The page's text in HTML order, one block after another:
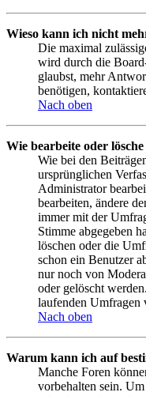
Wieso kann ich nicht
Die maximal
wird durch die
glaubst, mehr
benötigen,
Nach oben
Wie bearbeite oder
Wie bei den
ursprünglichen
Administrator
bearbeiten, ändere
immer mit der
Stimme abgegeben
löschen oder die
schon ein Benutzer
nur noch von
oder gelöscht
laufenden Umfragen
Nach oben
Warum kann ich auf
Manche Foren
vorbehalten sein.